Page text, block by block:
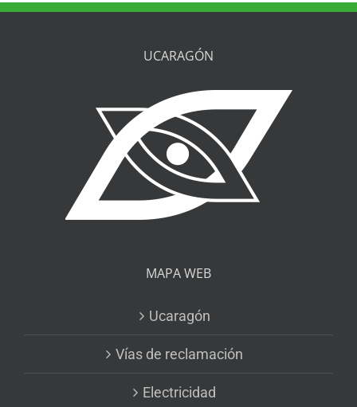
UCARAGÓN
MAPA WEB
Ucaragón
Vías de reclamación
Electricidad